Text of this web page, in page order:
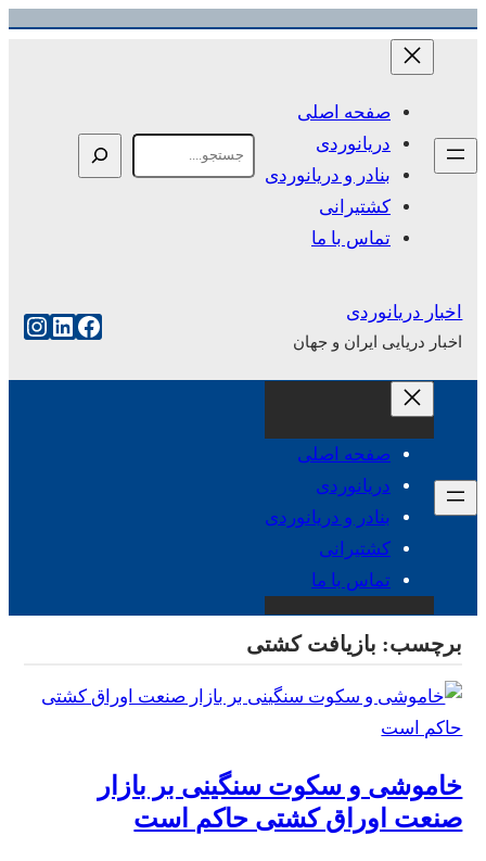
رفتن
صفحه اصلی
دریانوردی
بنادر و دریانوردی
کشتیرانی
تماس با ما
اخبار دریانوردی
اخبار دریایی ایران و جهان
فیس‌بوک
صفحه اصلی
دریانوردی
بنادر و دریانوردی
کشتیرانی
تماس با ما
برچسب: بازیافت کشتی
خاموشی و سکوت سنگینی بر بازار
صنعت اوراق کشتی حاکم است